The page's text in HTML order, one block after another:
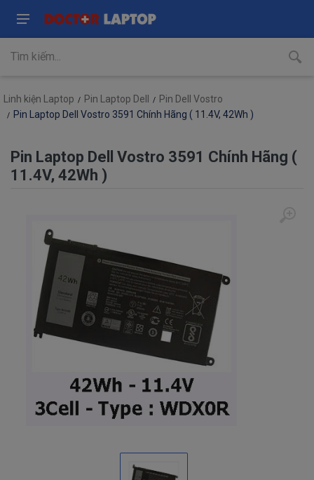
Linh kiện Laptop Pin Laptop Dell
Pin Dell Vostro
Pin Laptop Dell Vostro 3591 Chính Hãng ( 11.4V, 42Wh )
Pin Laptop Dell Vostro 3591 Chính Hãng (
11.4V, 42Wh )